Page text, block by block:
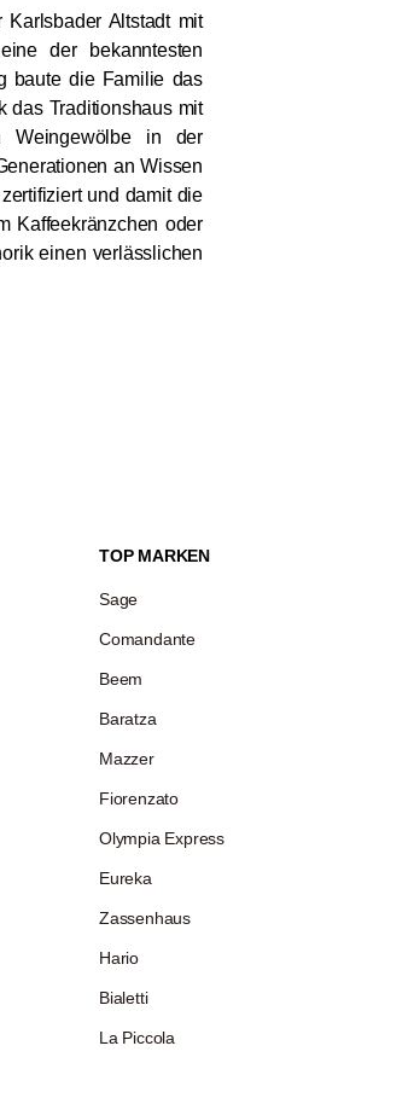
Altstadt mit
der bekanntesten
baute die Familie das
das Traditionshaus mit
Weingewölbe in der
an Wissen
und damit die
Kaffeekränzchen oder
einen verlässlichen
TOP MARKEN
Sage
Comandante
Beem
Baratza
Mazzer
Fiorenzato
Olympia Express
Eureka
Zassenhaus
Hario
Bialetti
La Piccola